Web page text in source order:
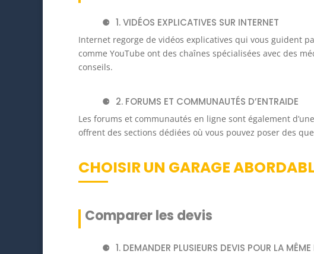
1. VIDÉOS EXPLICATIVES SUR INTERNET
Internet regorge de vidéos explicatives qui vous guident
comme YouTube ont des chaînes spécialisées avec des
conseils.
2. FORUMS ET COMMUNAUTÉS D’ENTRAIDE
Les forums et communautés en ligne sont également
offrent des sections dédiées où vous pouvez poser des
CHOISIR UN GARAGE
Comparer les devis
1. DEMANDER PLUSIEURS DEVIS POUR LA